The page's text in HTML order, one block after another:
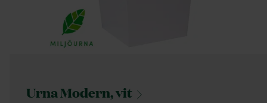
Urna Modern,vit